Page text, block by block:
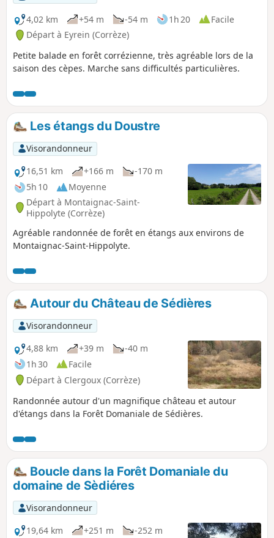
4,02 km
+54 m -54 m 1h 20
Facile
Départ à Eyrein (Corrèze)
Petite balade en forêt corrézienne, très agréable lors de la
saison des cèpes. Marche sans difficultés particulières.
Les étangs du Doustre
Visorandonneur
16,51 km
+166 m
-170 m
5h 10
Moyenne
Départ à Montaignac-Saint-
Hippolyte (Corrèze)
Agréable randonnée de forêt en étangs aux environs de
Montaignac-Saint-Hippolyte.
Autour du Château de Sédières
Visorandonneur
4,88 km
+39 m
-40 m
1h 30
Facile
Départ à Clergoux (Corrèze)
Randonnée autour d'un magnifique château et autour
d'étangs dans la Forêt Domaniale de Sédières.
Boucle dans la Forêt Domaniale du
domaine de Sèdiéres
Visorandonneur
19,64 km
+251 m
-252 m